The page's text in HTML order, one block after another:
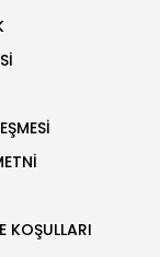
KOŞULLARI